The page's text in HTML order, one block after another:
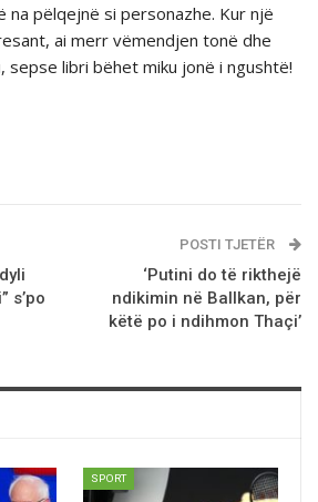
pëlqejnë si personazhe. Kur një
ai merr vëmendjen tonë dhe
libri bëhet miku jonë i ngushtë!
s’po
POSTI TJETËR
‘Putini do të rikthejë
ndikimin në Ballkan, pёr
kёtё po i ndihmon Thaçi’
SPORT